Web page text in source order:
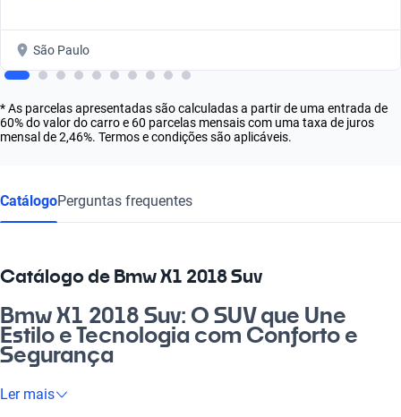
São Paulo
* As parcelas apresentadas são calculadas a partir de uma entrada de
60% do valor do carro e 60 parcelas mensais com uma taxa de juros
mensal de 2,46%. Termos e condições são aplicáveis.
CatálogoPerguntas frequentes
Catálogo de Bmw X1 2018 Suv
Bmw X1 2018 Suv: O SUV que Une
Estilo e Tecnologia com Conforto e
Segurança
Se você busca um carro que alie sofisticação e desempenho, o
Ler mais